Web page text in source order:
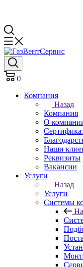
0
Компания
Назад
Компания
О
Наши
Реквизиты
Вакансии
Услуги
Назад
Услуги
Системы